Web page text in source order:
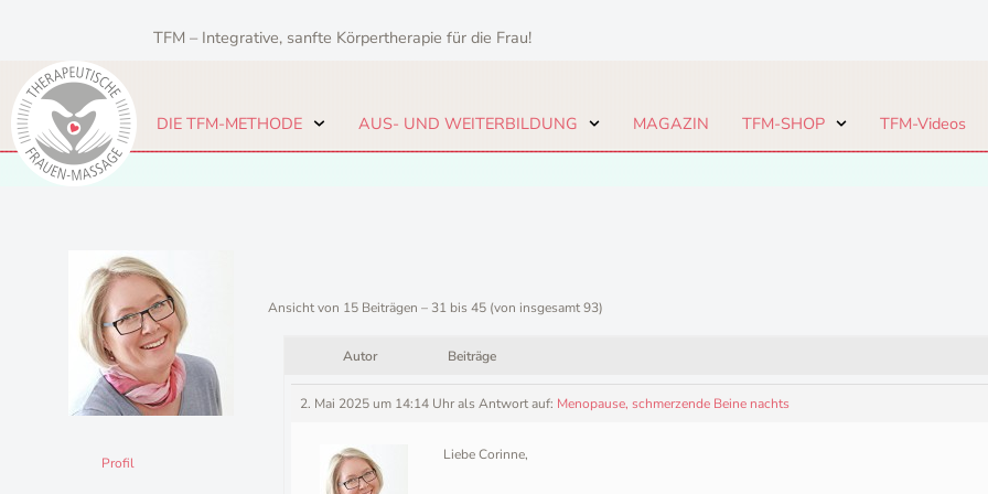
TFM – Integrative, sanfte Körpertherapie für die Frau!
DIE TFM-METHODE AUS- UND WEITERBILDUNG MAGAZIN TFM-SHOP TFM-Videos
Profil
Ansicht von 15 Beiträgen – 31 bis 45 (von insgesamt 93)
Autor Beiträge
2. Mai 2025 um 14:14 Uhrals Antwort auf: Menopause, schmerzende Beine nachts
Liebe Corinne,